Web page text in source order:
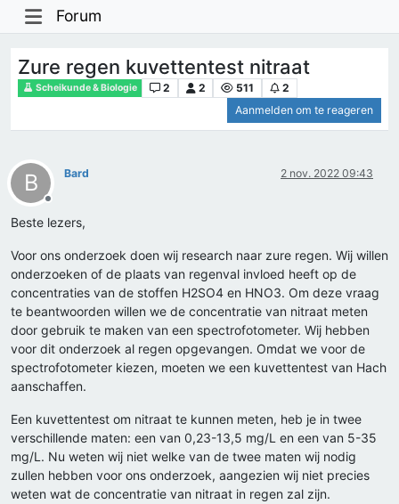
Forum
Zure regen kuvettentest nitraat
Scheikunde & Biologie 2 2 511
2
Aanmelden om te reageren
B
Offline
Bard 2 nov. 2022 09:43
Beste lezers,
Voor ons onderzoek doen wij research naar zure regen. Wij willen
onderzoeken of de plaats van regenval invloed heeft op de
concentraties van de stoffen H2SO4 en HNO3. Om deze vraag
te beantwoorden willen we de concentratie van nitraat meten
door gebruik te maken van een spectrofotometer. Wij hebben
voor dit onderzoek al regen opgevangen. Omdat we voor de
spectrofotometer kiezen, moeten we een kuvettentest van Hach
aanschaffen.
Een kuvettentest om nitraat te kunnen meten, heb je in twee
verschillende maten: een van 0,23-13,5 mg/L en een van 5-35
mg/L. Nu weten wij niet welke van de twee maten wij nodig
zullen hebben voor ons onderzoek, aangezien wij niet precies
weten wat de concentratie van nitraat in regen zal zijn.